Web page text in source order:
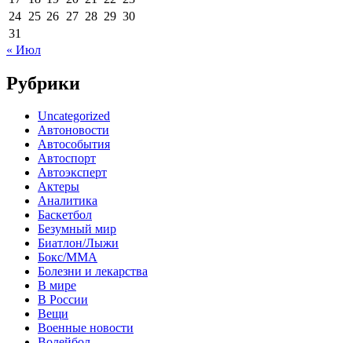
24 25 26 27 28 29 30
31
« Июл
Рубрики
Uncategorized
Автоновости
Автособытия
Автоспорт
Автоэксперт
Актеры
Аналитика
Баскетбол
Безумный мир
Биатлон/Лыжи
Бокс/MMA
Болезни и лекарства
В мире
В России
Вещи
Военные новости